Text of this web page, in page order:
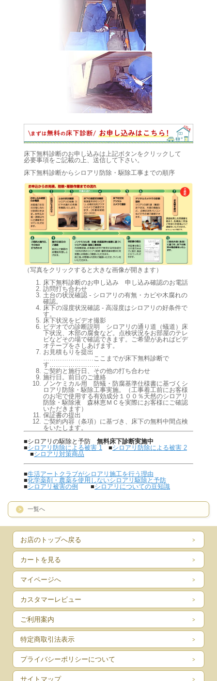
床下無料診断のお申し込みは上記ボタンをクリックして
必要事項をご記載の上、送信して下さい。
床下無料診断からシロアリ防除・駆除工事までの順序
（写真をクリックすると大きな画像が開きます）
床下無料診断のお申し込み 申し込み確認のお電話
訪問打ち合わせ
土台の状況確認 - シロアリの有無・カビや木腐れの
確認。
床下の湿度状況確認 - 高湿度はシロアリの好条件で
す。
床下状況をビデオ撮影
ビデオでの診断説明 シロアリの通り道（蟻道）床
下状況、木部の腐食など。点検状況をお部屋のテレ
ビなどその場で確認できます。ご希望があればビデ
オテープをさしあげます。
お見積もりを提出
……………………ここまでが床下無料診断で
す……………………
ご契約と施行日、その他の打ち合わせ
施行日。前日のご連絡
ノンケミカル用 防蟻・防腐基準仕様書に基づくシ
ロアリ防除・駆除工事実施。（工事着工前にお客様
のお宅で使用する有効成分１００％天然のシロアリ
防除・駆除液 森林恵ＭＣを実際にお客様にご確認
いただきます）
保証書の提出
ご契約内容（条項）に基づき、床下の無料中間点検
をいたします。
■シロアリの駆除と予防 無料床下診断実施中
■シロアリ防除による被害 1■シロアリ防除による被害 2
■シロアリ対策商品
■生活アートクラブがシロアリ施工を行う理由
■化学薬剤・農薬を使用しないシロアリ駆除と予防
■シロアリ被害の例 ■シロアリについての豆知識
一覧へ
お店のトップへ戻る
カートを見る
マイページへ
カスタマーレビュー
ご利用案内
特定商取引法表示
プライバシーポリシーについて
サイトマップ